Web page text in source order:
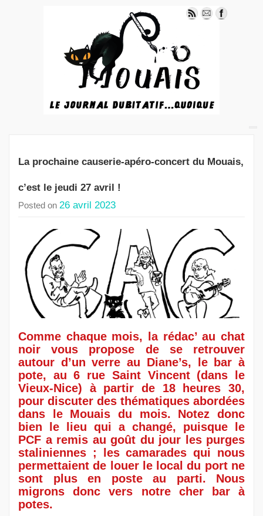
La prochaine causerie-apéro-concert du Mouais,
c’est le jeudi 27 avril !
Posted on 26 avril 2023
Comme chaque mois, la rédac’ au chat
noir vous propose de se retrouver
autour d’un verre au Diane’s, le bar à
pote, au 6 rue Saint Vincent (dans le
Vieux-Nice) à partir de 18 heures 30,
pour discuter des thématiques abordées
dans le Mouais du mois. Notez donc
bien le lieu qui a changé, puisque le
PCF a remis au goût du jour les purges
staliniennes ; les camarades qui nous
permettaient de louer le local du port ne
sont plus en poste au parti. Nous
migrons donc vers notre cher bar à
potes.